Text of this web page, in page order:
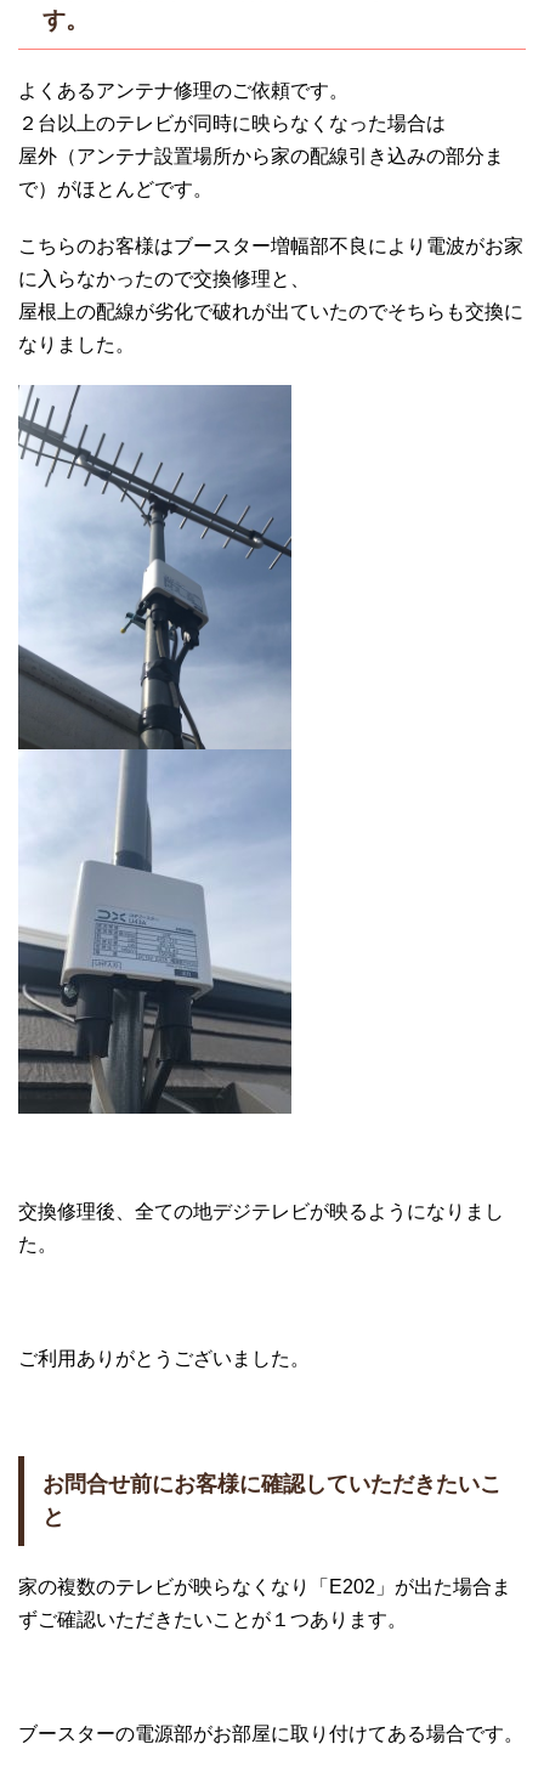
す。
よくあるアンテナ修理のご依頼です。
２台以上のテレビが同時に映らなくなった場合は
屋外（アンテナ設置場所から家の配線引き込みの部分ま
で）がほとんどです。
こちらのお客様はブースター増幅部不良により電波がお家
に入らなかったので交換修理と、
屋根上の配線が劣化で破れが出ていたのでそちらも交換に
なりました。
交換修理後、全ての地デジテレビが映るようになりまし
た。
ご利用ありがとうございました。
お問合せ前にお客様に確認していただきたいこ
と
家の複数のテレビが映らなくなり「E202」が出た場合ま
ずご確認いただきたいことが１つあります。
ブースターの電源部がお部屋に取り付けてある場合です。